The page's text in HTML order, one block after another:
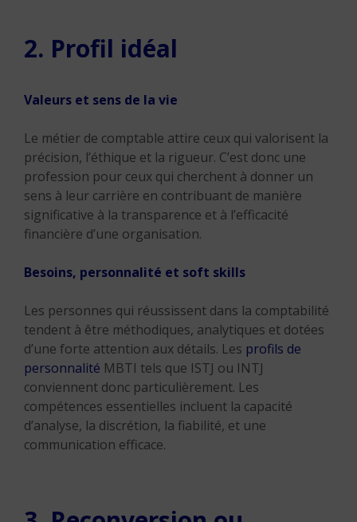
2. Profil idéal
Valeurs et sens de la vie
Le métier de comptable attire ceux qui valorisent la
précision, l’éthique et la rigueur. C’est donc une
profession pour ceux qui cherchent à donner un
sens à leur carrière en contribuant de manière
significative à la transparence et à l’efficacité
financière d’une organisation.
Besoins, personnalité et soft skills
Les personnes qui réussissent dans la comptabilité
tendent à être méthodiques, analytiques et dotées
d’une forte attention aux détails. Les profils de
personnalité MBTI tels que ISTJ ou INTJ
conviennent donc particulièrement. Les
compétences essentielles incluent la capacité
d’analyse, la discrétion, la fiabilité, et une
communication efficace.